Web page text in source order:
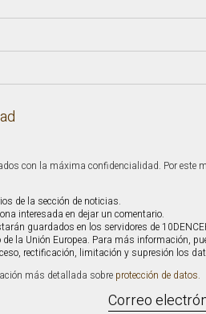
con la máxima confidencialidad. Por este
de la sección de noticias.
interesada en dejar un comentario.
guardados en los servidores de
la Unión Europea. Para más información,
rectificación, limitación y supresión los
más detallada sobre protección de datos.
Correo